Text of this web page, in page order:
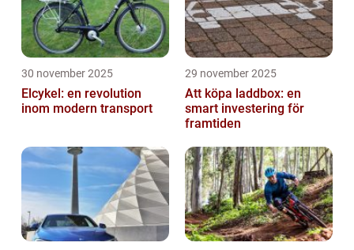
30 november 2025
Elcykel: en revolution
inom modern transport
29 november 2025
Att köpa laddbox: en
smart investering för
framtiden